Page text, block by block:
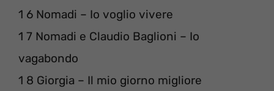
1 6 Nomadi – Io voglio vivere
1 7 Nomadi e Claudio Baglioni – Io
vagabondo
1 8 Giorgia – Il mio giorno migliore